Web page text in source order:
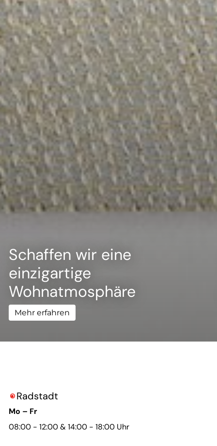
--
--
Schaffen wir eine
einzigartige
Wohnatmosphäre
Mehr erfahren
 Radstadt
Mo – Fr
08:00 - 12:00 & 14:00 - 18:00 Uhr